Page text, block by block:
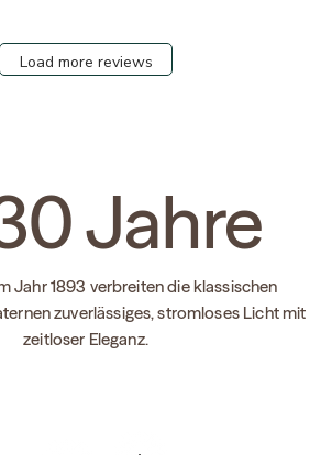
Load more reviews
Jahre
Jahr 1893 verbreiten die klassischen
zuverlässiges, stromloses Licht mit
zeitloser Eleganz.